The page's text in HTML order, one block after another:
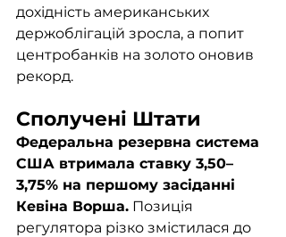
дохідність американських
держоблігацій зросла, а попит
центробанків на золото оновив
рекорд.
Сполучені Штати
Федеральна резервна система
США втримала ставку 3,50–
3,75% на першому засіданні
Кевіна Ворша. Позиція
регулятора різко змістилася до